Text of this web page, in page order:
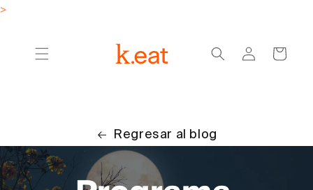
>
sesión
Carrito
Regresar al blog